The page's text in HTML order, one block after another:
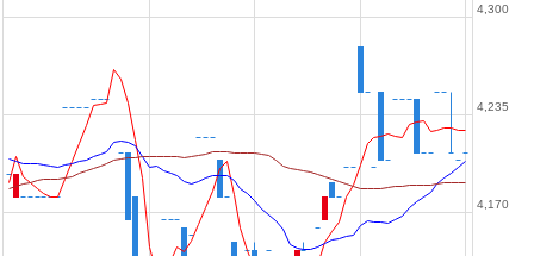
4,170
4,235
4,300